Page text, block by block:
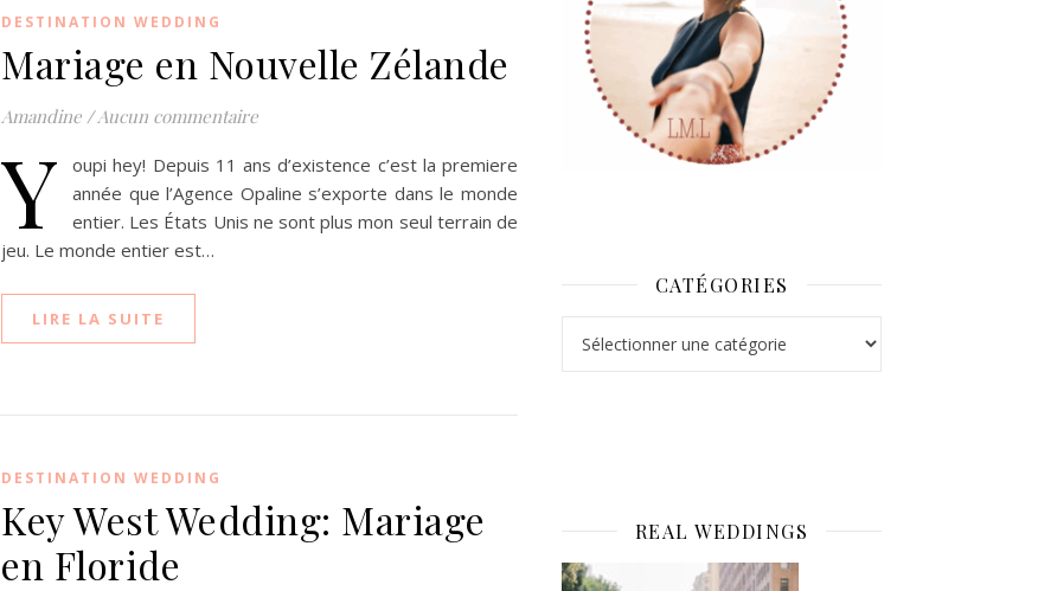
DESTINATION WEDDING
Mariage en Nouvelle Zélande
Amandine /Aucun commentaire
Y
oupi hey! Depuis 11 ans d’existence c’est la premiere
année que l’Agence Opaline s’exporte dans le monde
entier. Les États Unis ne sont plus mon seul terrain de
jeu. Le monde entier est…
LIRE LA SUITE
DESTINATION WEDDING
Key West Wedding: Mariage
en Floride
CATÉGORIES
REAL WEDDINGS